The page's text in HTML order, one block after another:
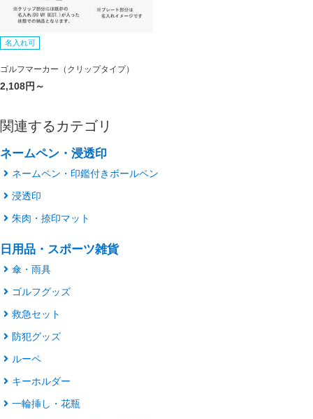
名入れ可
ゴルフマーカー（クリップタイプ）
2,108円～
関連するカテゴリ
ネームペン・浸透印
ネームペン・印鑑付きボールペン
浸透印
朱肉・捺印マット
日用品・スポーツ雑貨
傘・雨具
ゴルフグッズ
救急セット
防犯グッズ
ルーペ
キーホルダー
一輪挿し・花瓶